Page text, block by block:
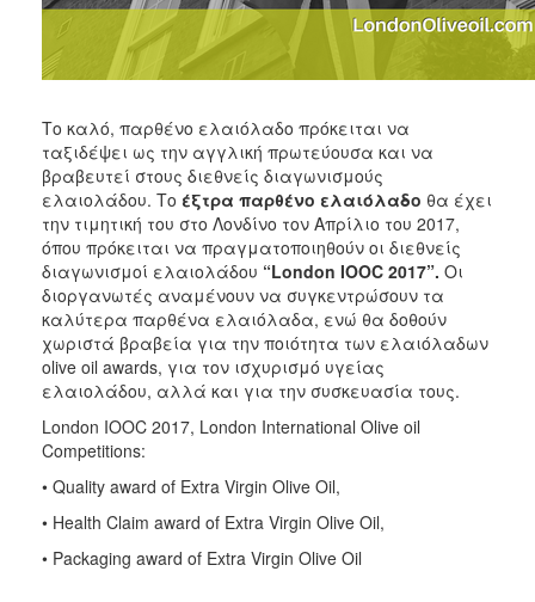
Το καλό, παρθένο ελαιόλαδο πρόκειται να
ταξιδέψει ως την αγγλική πρωτεύουσα και να
βραβευτεί στους διεθνείς διαγωνισμούς
ελαιολάδου. Το έξτρα παρθένο ελαιόλαδο θα έχει
την τιμητική του στο Λονδίνο τον Απρίλιο του 2017,
όπου πρόκειται να πραγματοποιηθούν οι διεθνείς
διαγωνισμοί ελαιολάδου “London IOOC 2017”. Οι
διοργανωτές αναμένουν να συγκεντρώσουν τα
καλύτερα παρθένα ελαιόλαδα, ενώ θα δοθούν
χωριστά βραβεία για την ποιότητα των ελαιόλαδων
olive oil awards, για τον ισχυρισμό υγείας
ελαιολάδου, αλλά και για την συσκευασία τους.
London IOOC 2017, London International Olive oil
Competitions:
• Quality award of Extra Virgin Olive Oil,
• Health Claim award of Extra Virgin Olive Oil,
• Packaging award of Extra Virgin Olive Oil